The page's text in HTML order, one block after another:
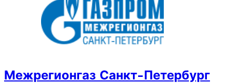
Межрегионгаз Санкт-Петербург